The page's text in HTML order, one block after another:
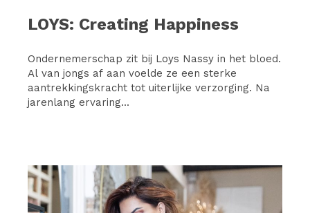
LOYS: Creating Happiness
Ondernemerschap zit bij Loys Nassy in het bloed.
Al van jongs af aan voelde ze een sterke
aantrekkingskracht tot uiterlijke verzorging. Na
jarenlang ervaring...